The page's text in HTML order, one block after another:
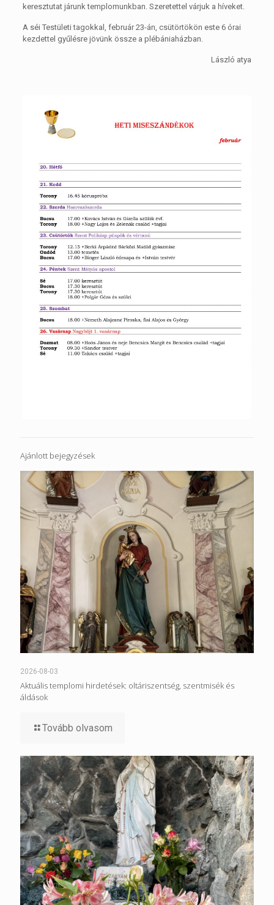
keresztutat járunk templomunkban. Szeretettel várjuk a híveket.
A séi Testületi tagokkal, február 23-án, csütörtökön este 6 órai
kezdettel gyűlésre jövünk össze a plébániaházban.
László atya
Ajánlott bejegyzések
2026-08-03
Aktuális templomi hirdetések: oltáriszentség, szentmisék és
áldások
Tovább olvasom